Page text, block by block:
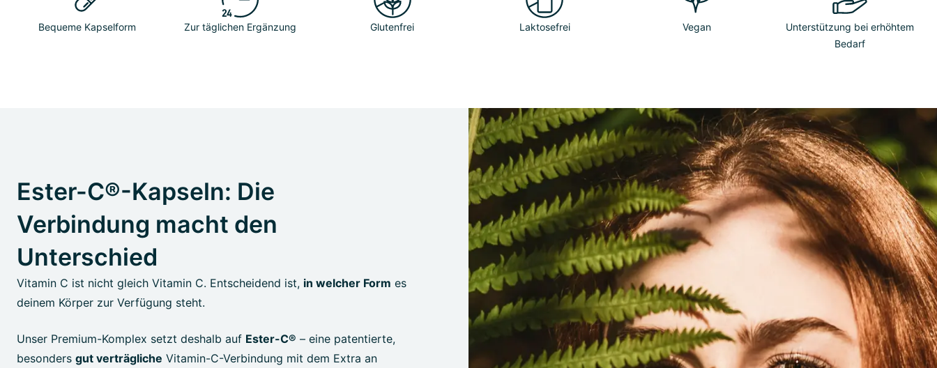
Bequeme Kapselform Zur täglichen Ergänzung Glutenfrei Laktosefrei Vegan
Unterstützung bei erhöhtem
Bedarf
Ester-C®-Kapseln: Die
Verbindung macht den
Unterschied
Vitamin C ist nicht gleich Vitamin C. Entscheidend ist, in welcher Form es
deinem Körper zur Verfügung steht.
Unser Premium-Komplex setzt deshalb auf Ester-C® – eine patentierte,
besonders gut verträgliche Vitamin-C-Verbindung mit dem Extra an